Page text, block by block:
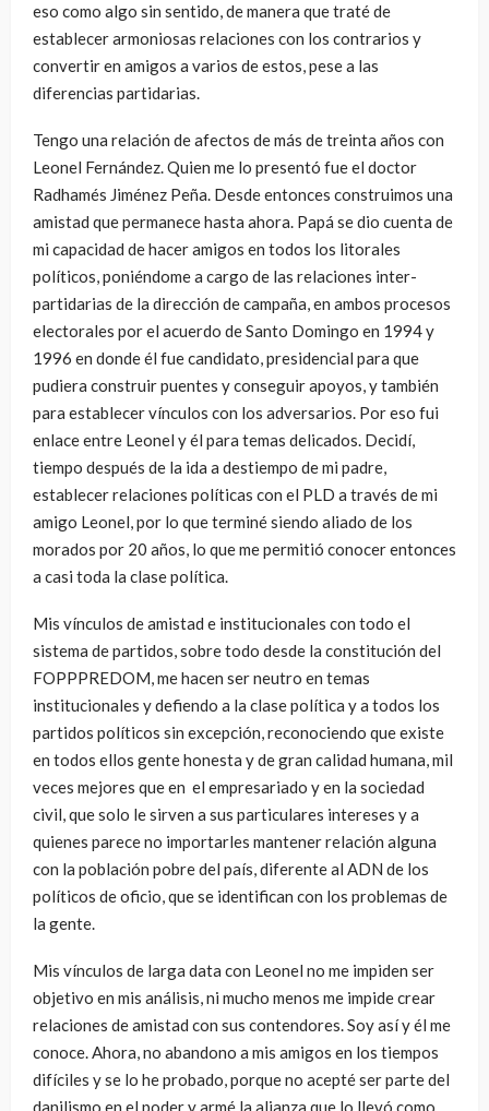
eso como algo sin sentido, de manera que traté de
establecer armoniosas relaciones con los contrarios y
convertir en amigos a varios de estos, pese a las
diferencias partidarias.
Tengo una relación de afectos de más de treinta años con
Leonel Fernández. Quien me lo presentó fue el doctor
Radhamés Jiménez Peña. Desde entonces construimos una
amistad que permanece hasta ahora. Papá se dio cuenta de
mi capacidad de hacer amigos en todos los litorales
políticos, poniéndome a cargo de las relaciones inter-
partidarias de la dirección de campaña, en ambos procesos
electorales por el acuerdo de Santo Domingo en 1994 y
1996 en donde él fue candidato, presidencial para que
pudiera construir puentes y conseguir apoyos, y también
para establecer vínculos con los adversarios. Por eso fui
enlace entre Leonel y él para temas delicados. Decidí,
tiempo después de la ida a destiempo de mi padre,
establecer relaciones políticas con el PLD a través de mi
amigo Leonel, por lo que terminé siendo aliado de los
morados por 20 años, lo que me permitió conocer entonces
a casi toda la clase política.
Mis vínculos de amistad e institucionales con todo el
sistema de partidos, sobre todo desde la constitución del
FOPPPREDOM, me hacen ser neutro en temas
institucionales y defiendo a la clase política y a todos los
partidos políticos sin excepción, reconociendo que existe
en todos ellos gente honesta y de gran calidad humana, mil
veces mejores que en el empresariado y en la sociedad
civil, que solo le sirven a sus particulares intereses y a
quienes parece no importarles mantener relación alguna
con la población pobre del país, diferente al ADN de los
políticos de oficio, que se identifican con los problemas de
la gente.
Mis vínculos de larga data con Leonel no me impiden ser
objetivo en mis análisis, ni mucho menos me impide crear
relaciones de amistad con sus contendores. Soy así y él me
conoce. Ahora, no abandono a mis amigos en los tiempos
difíciles y se lo he probado, porque no acepté ser parte del